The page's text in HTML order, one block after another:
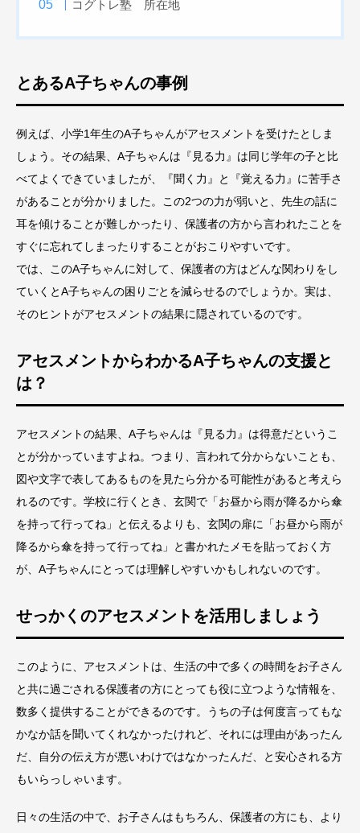
コグトレ塾 所在地
とあるA子ちゃんの事例
例えば、小学1年生のA子ちゃんがアセスメントを受けたとしま
しょう。その結果、A子ちゃんは『見る力』は同じ学年の子と比
べてよくできていましたが、『聞く力』と『覚える力』に苦手さ
があることが分かりました。この2つの力が弱いと、先生の話に
耳を傾けることが難しかったり、保護者の方から言われたことを
すぐに忘れてしまったりすることがおこりやすいです。
では、このA子ちゃんに対して、保護者の方はどんな関わりをし
ていくとA子ちゃんの困りごとを減らせるのでしょうか。実は、
そのヒントがアセスメントの結果に隠されているのです。
アセスメントからわかるA子ちゃんの支援と
は？
アセスメントの結果、A子ちゃんは『見る力』は得意だというこ
とが分かっていますよね。つまり、言われて分からないことも、
図や文字で表してあるものを見たら分かる可能性があると考えら
れるのです。学校に行くとき、玄関で「お昼から雨が降るから傘
を持って行ってね」と伝えるよりも、玄関の扉に「お昼から雨が
降るから傘を持って行ってね」と書かれたメモを貼っておく方
が、A子ちゃんにとっては理解しやすいかもしれないのです。
せっかくのアセスメントを活用しましょう
このように、アセスメントは、生活の中で多くの時間をお子さん
と共に過ごされる保護者の方にとっても役に立つような情報を、
数多く提供することができるのです。うちの子は何度言ってもな
かなか話を聞いてくれなかったけれど、それには理由があったん
だ、自分の伝え方が悪いわけではなかったんだ、と安心される方
もいらっしゃいます。
日々の生活の中で、お子さんはもちろん、保護者の方にも、より